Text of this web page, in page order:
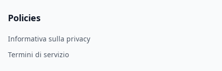
Policies
Informativa sulla privacy
Termini di servizio